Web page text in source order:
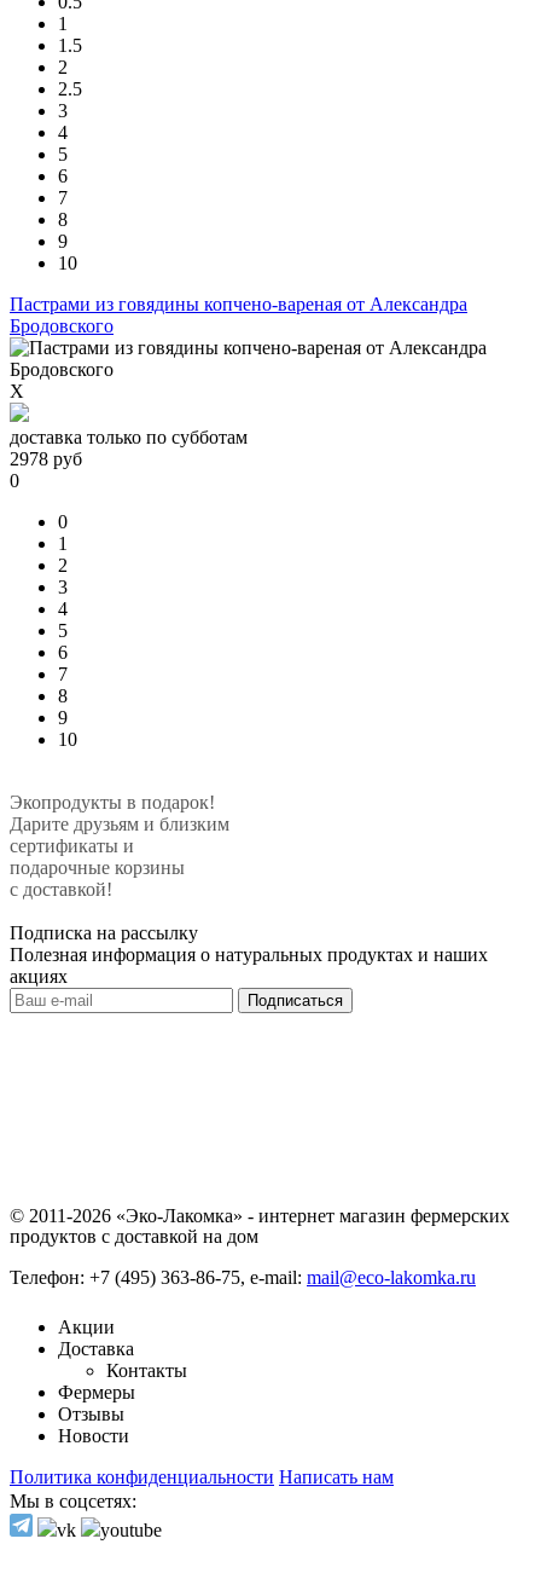
1
1.5
2
2.5
3
4
5
6
7
8
9
10
Пастрами из говядины копчено-вареная от Александра
Бродовского
X
доставка только по субботам
2978 руб
0
0
1
2
3
4
5
6
7
8
9
10
Экопродукты в подарок!
Дарите друзьям и близким
сертификаты и
подарочные корзины
с доставкой!
Подписка на рассылку
Полезная информация о натуральных продуктах и наших
акциях
Подписаться
© 2011-2026 «Эко-Лакомка» - интернет магазин фермерских
продуктов с доставкой на дом
Телефон: +7 (495) 363-86-75, e-mail: mail@eco-lakomka.ru
Акции
Доставка
Контакты
Фермеры
Отзывы
Новости
Политика конфиденциальности Написать нам
Мы в соцсетях: